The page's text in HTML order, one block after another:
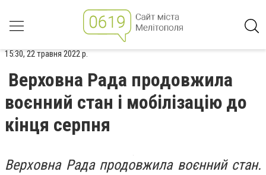
15:30, 22 травня 2022 р.
Верховна Рада продовжила
воєнний стан і мобілізацію до
кінця серпня
Верховна Рада продовжила воєнний стан.